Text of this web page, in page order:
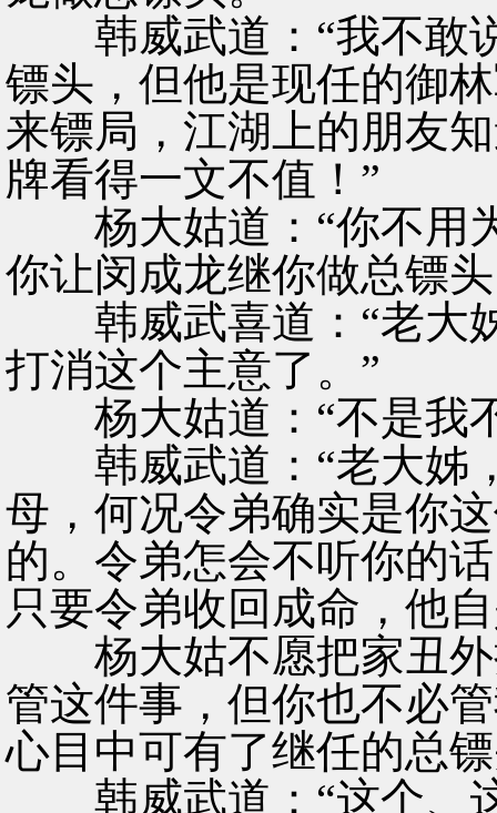
韩威武道：“我不敢
镖头，但他是现任的御
来镖局，江湖上的朋友
牌看得一文不值！”
杨大姑道：“你不用
你让闵成龙继你做总镖
韩威武喜道：“老大
打消这个主意了。”
杨大姑道：“不是我
韩威武道：“老大姊
母，何况令弟确实是你
的。令弟怎会不听你的
只要令弟收回成命，他
杨大姑不愿把家丑外
管这件事，但你也不必
心目中可有了继任的总
韩威武道：“这个、